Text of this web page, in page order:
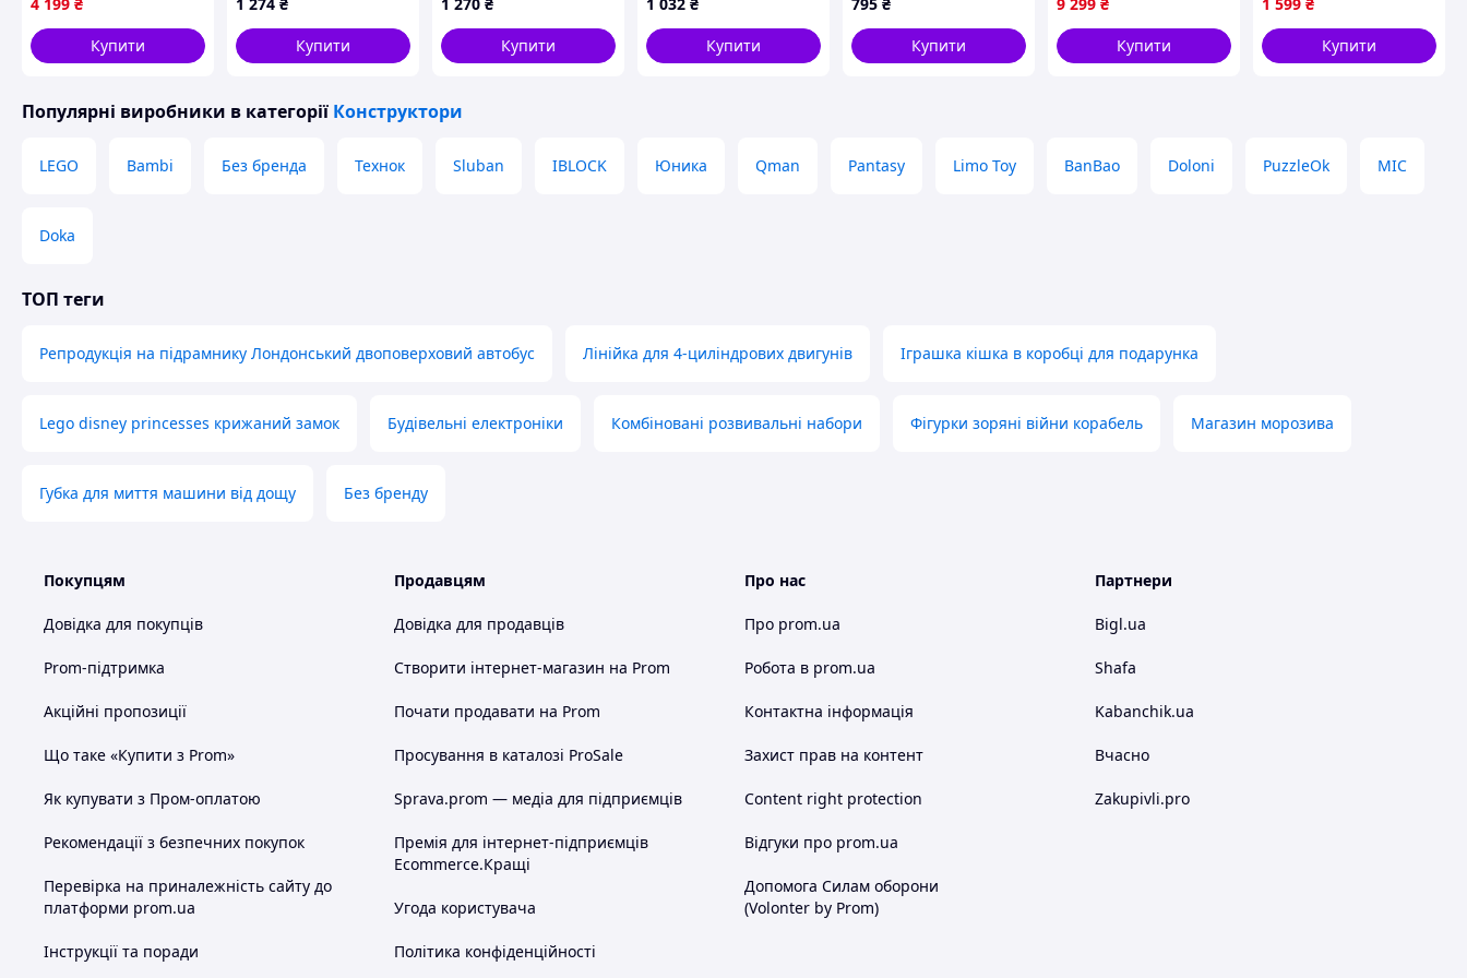
Переваги:
• Оригінальний декор для дому
• Високий рівень деталізації
Купити
елементами Minecraft
778 деталей
Купити
деталей M38-P8011
Купити
Купити
Купити
Купити
дівчаток
Купити
Популярні виробники в категорії Конструктори
LEGO Bambi Без бренда Технок Sluban IBLOCK Юника Qman Pantasy Limo Toy BanBao Doloni PuzzleOk MIC
Doka
ТОП теги
Репродукція на підрамнику Лондонський двоповерховий автобус Лінійка для 4-циліндрових двигунів Іграшка кішка в коробці для подарунка
Lego disney princesses крижаний замок Будівельні електроніки Комбіновані розвивальні набори Фігурки зоряні війни корабель Магазин морозива
Губка для миття машини від дощу Без бренду
Покупцям
Довідка для покупців
Prom-підтримка
Акційні пропозиції
Що таке «Купити з Prom»
Як купувати з Пром-оплатою
Рекомендації з безпечних покупок
Перевірка на приналежність сайту до
платформи prom.ua
Інструкції та поради
Продавцям
Довідка для продавців
Створити інтернет-магазин на Prom
Почати продавати на Prom
Просування в каталозі ProSale
Sprava.prom — медіа для підприємців
Премія для інтернет-підприємців
Ecommerce.Кращі
Угода користувача
Політика конфіденційності
Про нас
Про prom.ua
Робота в prom.ua
Контактна інформація
Захист прав на контент
Content right protection
Відгуки про prom.ua
Допомога Силам оборони
(Volonter by Prom)
Партнери
Bigl.ua
Shafa
Kabanchik.ua
Вчасно
Zakupivli.pro